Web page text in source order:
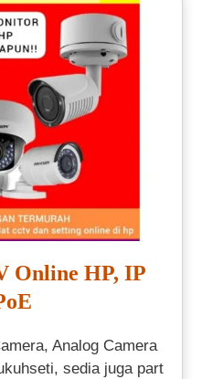
Online HP, IP
Analog Camera
sedia juga part